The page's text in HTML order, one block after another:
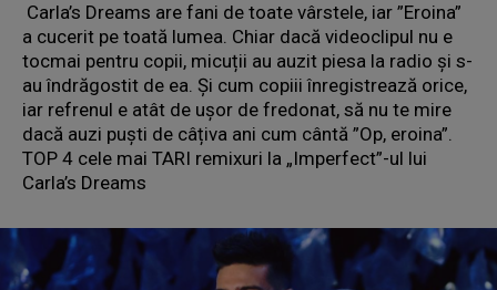
Carla’s Dreams are fani de toate vârstele, iar ”Eroina”
a cucerit pe toată lumea. Chiar dacă videoclipul nu e
tocmai pentru copii, micuții au auzit piesa la radio și s-
au îndrăgostit de ea. Și cum copiii înregistrează orice,
iar refrenul e atât de ușor de fredonat, să nu te mire
dacă auzi puști de câțiva ani cum cântă ”Op, eroina”.
TOP 4 cele mai TARI remixuri la „Imperfect”-ul lui
Carla’s Dreams